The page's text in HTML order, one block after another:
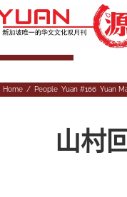
Home / People, Yuan #166, Yuan
山村